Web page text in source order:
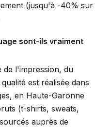
(jusqu'à -40% sur
sont-ils vraiment
de l'impression, du
est réalisée dans
en Haute-Garonne
(t-shirts, sweats,
auprès de